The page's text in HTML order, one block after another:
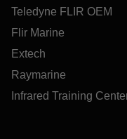
Teledyne FLIR OEM
Flir Marine
Extech
Raymarine
Infrared Training